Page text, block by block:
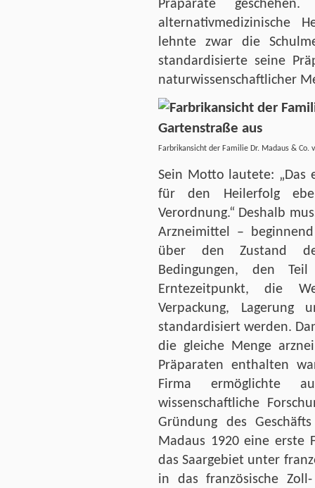
Präparate
alternativmedizinische
lehnte zwar die
standardisierte seine
naturwissenschaftlicher
Farbrikansicht der Familie Dr. Madaus &
Sein Motto lautete: „Das
für den Heilerfolg
Verordnung.“ Deshalb
Arzneimittel –
über den Zustand
Bedingungen, den
Erntezeitpunkt, die
Verpackung,
standardisiert werden.
die gleiche Menge
Präparaten enthalten
Firma ermöglichte
wissenschaftliche
Gründung des
Madaus 1920 eine erste
das Saargebiet unter
in das französische